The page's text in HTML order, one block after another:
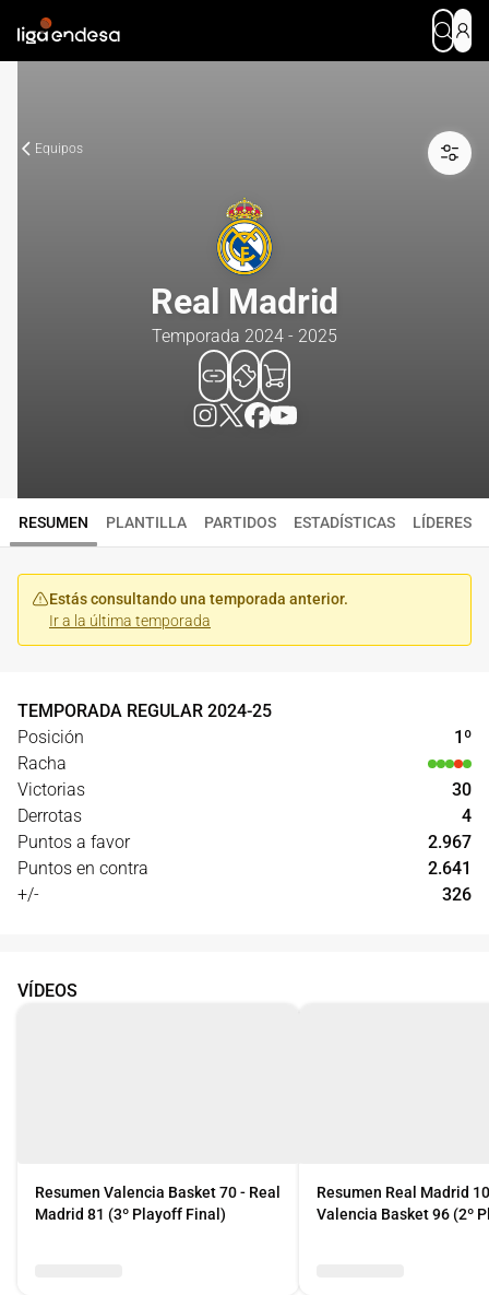
Equipos
Real Madrid
Temporada 2024 - 2025
RESUMEN PLANTILLA PARTIDOS ESTADÍSTICAS LÍDERES
Estás consultando una temporada anterior.
Ir a la última temporada
TEMPORADA REGULAR 2024-25
Posición
1 º
Racha
Victorias
30
Derrotas
4
Puntos a favor
2.967
Puntos en contra
2.641
+/-
326
VÍDEOS
Resumen Valencia Basket 70 - Real
Madrid 81 (3º Playoff Final)
Resumen Real Madrid
Valencia Basket 96 (2º